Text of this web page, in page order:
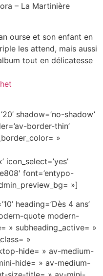
– La Martinière
ourse et son enfant en
les attend, mais aussi
tout en délicatesse
shadow=’no-shadow’
border-thin’
»
icon_select=’yes’
font=’entypo-
»]
heading=’Dès 4 ans’
quote modern-
» subheading_active= »
»
hide= » av-medium-
hide= » av-medium-